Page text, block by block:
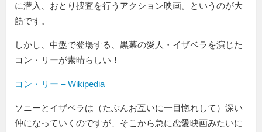
に潜入、おとり捜査を行うアクション映画。というのが大
筋です。
しかし、中盤で登場する、黒幕の愛人・イザベラを演じた
コン・リーが素晴らしい！
コン・リー – Wikipedia
ソニーとイザベラは（たぶんお互いに一目惚れして）深い
仲になっていくのですが、そこから急に恋愛映画みたいに